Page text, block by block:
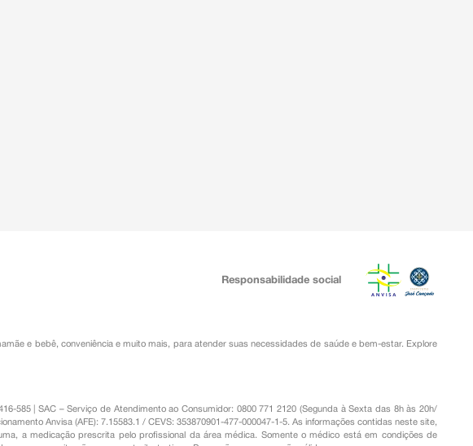
Responsabilidade social
e bebê, conveniênciae muito mais, para atender suas necessidades de saúde e bem-estar. Explore
585 | SAC – Serviço de Atendimento ao Consumidor: 0800 771 2120 (Segunda à Sexta das 8h às 20h/
Anvisa (AFE): 7.15583.1 / CEVS: 353870901-477-000047-1-5. As informações contidas neste site,
a medicação prescrita pelo profissional da área médica. Somente o médico está em condições de